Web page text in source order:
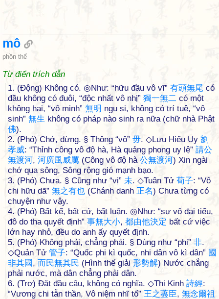
mô
phồn thể
Từ điển trích dẫn
1. (Động) Không có. ◎Như: “hữu đầu vô vĩ” 有頭無尾 có
đầu không có đuôi, “độc nhất vô nhị” 獨一無二 có một
không hai, “vô minh” 無明 ngu si, không có trí tuệ, “vô
sinh” 無生 không có pháp nào sinh ra nữa (chữ nhà Phật
佛).
2. (Phó) Chớ, đừng. § Thông “vô” 毋. ◇Lưu Hiếu Uy 劉
孝威: “Thỉnh công vô độ hà, Hà quảng phong uy lệ” 請公
無渡河, 河廣風威厲 (Công vô độ hà 公無渡河) Xin ngài
chớ qua sông, Sông rộng gió mạnh bạo.
3. (Phó) Chưa. § Cũng như “vị” 未. ◇Tuân Tử 荀子: “Vô
chi hữu dã” 無之有也 (Chánh danh 正名) Chưa từng có
chuyện như vậy.
4. (Phó) Bất kể, bất cứ, bất luận. ◎Như: “sự vô đại tiểu,
đô do tha quyết định” 事無大小, 都由他決定 bất cứ việc
lớn hay nhỏ, đều do anh ấy quyết định.
5. (Phó) Không phải, chẳng phải. § Dùng như “phi” 非.
◇Quản Tử 管子: “Quốc phi kì quốc, nhi dân vô kì dân” 國
非其國, 而民無其民 (Hình thế giải 形勢解) Nước chẳng
phải nước, mà dân chẳng phải dân.
6. (Trợ) Đặt đầu câu, không có nghĩa. ◇Thi Kinh 詩經:
“Vương chi tẫn thần, Vô niệm nhĩ tổ” 王之藎臣, 無念爾祖